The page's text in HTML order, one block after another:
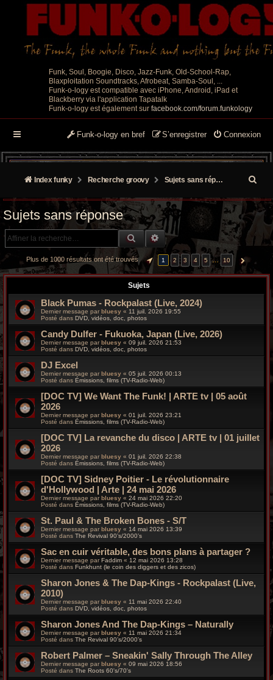
Funk, Soul, Boogie, Disco, Jazz-Funk, Old-School-Rap,
Blaxploitation Soundtracks, Afrobeat, Samba-Soul, ...
Funk-o-logy est compatible avec iPhone, Android, iPad et
Blackberry via l'application Tapatalk
Funk-o-logy est également sur facebook.com/forum.funkology
Connexion
S’enregistrer
Funk-o-logy en bref
Index funky Recherche groovy Sujets sans réponse
e
r
c
g
Sujets sans réponse
RECHERCHE GROOVY
RECHERCHE AVANCÉE
Plus de 1000 résultats ont été trouvés PAGE SUR10
1 2 3 4 5 … 10 SUIVANTE
Sujets
Black Pumas - Rockpalast (Live, 2024)
Dernier message par bluesy « 11 juil. 2026 19:55
Posté dans DVD, vidéos, doc, photos
Candy Dulfer - Fukuoka, Japan (Live, 2026)
Dernier message parbluesy « 09 juil. 2026 21:53
Posté dans DVD, vidéos, doc, photos
DJ Excel
Dernier message par bluesy « 05 juil. 2026 00:13
Posté dans Émissions, films (TV-Radio-Web)
[DOC TV] We Want The Funk! | ARTE tv | 05 août
2026
Dernier message par bluesy « 01 juil. 2026 23:21
Posté dans Émissions, films (TV-Radio-Web)
[DOC TV] La revanche du disco | ARTE tv | 01 juillet
2026
Dernier message par bluesy « 01 juil. 2026 22:38
Posté dans Émissions, films (TV-Radio-Web)
[DOC TV] Sidney Poitier - Le révolutionnaire
d'Hollywood | Arte | 24 mai 2026
Dernier message par bluesy « 24 mai 2026 22:20
Posté dans Émissions, films (TV-Radio-Web)
St. Paul & The Broken Bones - S/T
Dernier message par bluesy « 14 mai 2026 13:39
Posté dans The Revival 90’s/2000’s
Sac en cuir véritable, des bons plans à partager ?
Dernier message parFaddim « 12 mai 2026 13:28
Posté dans Funkhunt (le coin des diggers et des zicos)
Sharon Jones & The Dap-Kings - Rockpalast (Live,
2010)
Dernier message par bluesy « 11 mai 2026 22:40
Posté dans DVD, vidéos, doc, photos
Sharon Jones And The Dap-Kings – Naturally
Dernier message parbluesy « 11 mai 2026 21:34
Posté dans The Revival 90’s/2000’s
Robert Palmer – Sneakin' Sally Through The Alley
Dernier message par bluesy « 09 mai 2026 18:56
Posté dans The Roots 60's/70's